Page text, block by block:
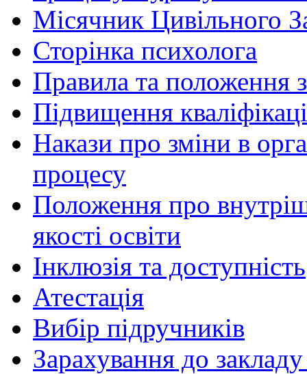
Місячник Цивільного
Сторінка психолога
Правила та положення
Підвищення
Накази про зміни в
процесу
Положення про
якості освіти
Інклюзія та доступність
Атестація
Вибір підручників
Зарахування до закладу